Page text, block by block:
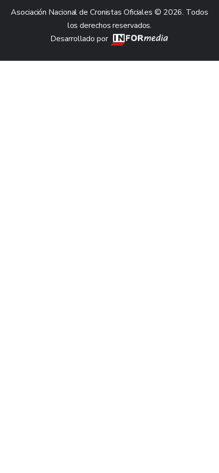
Asociación Nacional de Cronistas Oficiales © 2026. Todos
los derechos reservados.
Desarrollado por